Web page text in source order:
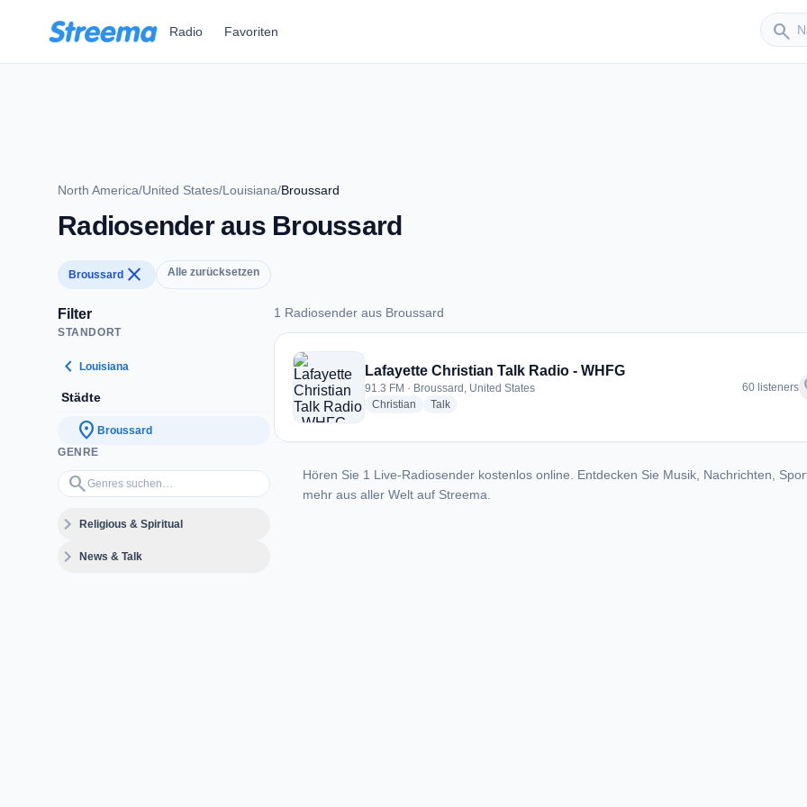
Radio Favoriten search
Sender
North America/United States/Louisiana/Broussard
Radiosender aus Broussard
Broussard close Alle zurücksetzen
Filter
STANDORT
chevron_left Louisiana
Städte
location_on Broussard
GENRE
search
Genres suchen…
expand_moreReligious & Spiritual
expand_moreNews & Talk
1 Radiosender aus Broussard
1 Radiosender aus Broussard
Lafayette Christian Talk Radio - WHFG
91.3 FM · Broussard, United States
Christian radio stations
Talkradio stations
60 listeners
Hören Sie 1 Live-Radiosender kostenlos online. Entdecken Sie Musik, Nachrichten,
mehr aus aller Welt auf Streema.